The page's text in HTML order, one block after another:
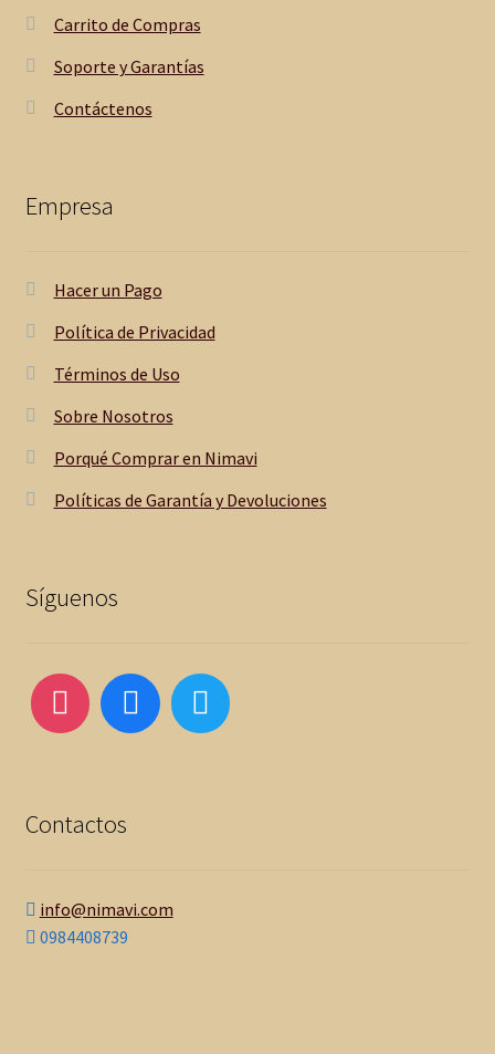
Carrito de Compras
Soporte y Garantías
Contáctenos
Empresa
Hacer un Pago
Política de Privacidad
Términos de Uso
Sobre Nosotros
Porqué Comprar en Nimavi
Políticas de Garantía y Devoluciones
Síguenos
Contactos
info@nimavi.com
0984408739